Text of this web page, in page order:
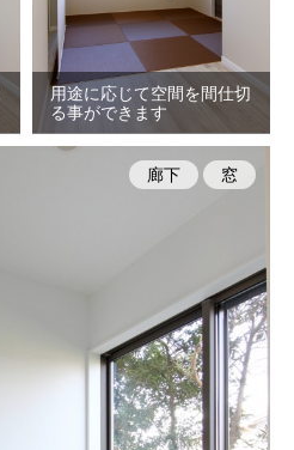
用途に応じて空間を間仕切
る事ができます
廊下 窓